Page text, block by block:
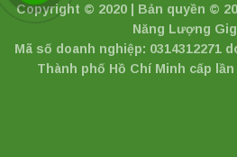
Copyright © 2020 | Bản quyền ©
Năng Lượng
Mã số doanh nghiệp: 0314312271
Thành phố Hồ Chí Minh cấp lần